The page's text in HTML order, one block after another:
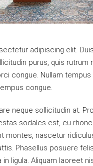
adipiscing elit.
purus, quis rutrum
congue. Nullam
congue.
neque sollicitudin at.
sodales est, eu
montes, nascetur
Phasellus posuere
ligula. Aliquam laoreet